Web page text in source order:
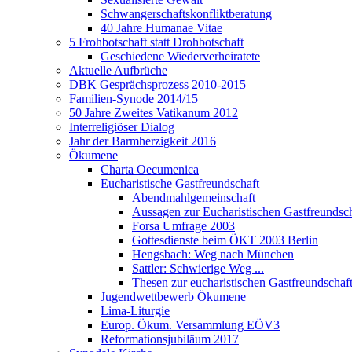
Schwangerschaftskonfliktberatung
40 Jahre Humanae Vitae
5 Frohbotschaft statt Drohbotschaft
Geschiedene Wiederverheiratete
Aktuelle Aufbrüche
DBK Gesprächsprozess 2010-2015
Familien-Synode 2014/15
50 Jahre Zweites Vatikanum 2012
Interreligiöser Dialog
Jahr der Barmherzigkeit 2016
Ökumene
Charta Oecumenica
Eucharistische Gastfreundschaft
Abendmahlgemeinschaft
Aussagen zur Eucharistischen
Forsa Umfrage 2003
Gottesdienste beim ÖKT 2003 Berlin
Hengsbach: Weg nach München
Sattler: Schwierige Weg ...
Thesen zur eucharistischen Gastfreundschaft
Jugendwettbewerb Ökumene
Lima-Liturgie
Europ. Ökum. Versammlung EÖV3
Reformationsjubiläum 2017